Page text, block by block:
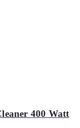
400 Watt